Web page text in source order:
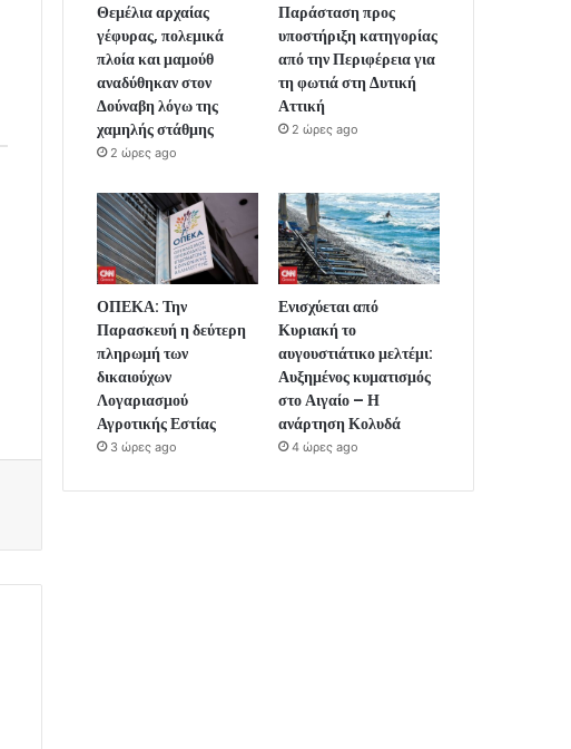
Θεμέλια αρχαίας
γέφυρας, πολεμικά
πλοία και μαμούθ
αναδύθηκαν στον
Δούναβη λόγω της
χαμηλής στάθμης
2 ώρες ago
Παράσταση προς
υποστήριξη κατηγορίας
από την Περιφέρεια για
τη φωτιά στη Δυτική
Αττική
2 ώρες ago
ΟΠΕΚΑ: Την
Παρασκευή η δεύτερη
πληρωμή των
δικαιούχων
Λογαριασμού
Αγροτικής Εστίας
3 ώρες ago
Ενισχύεται από
Κυριακή το
αυγουστιάτικο μελτέμι:
Αυξημένος κυματισμός
στο Αιγαίο – Η
ανάρτηση Κολυδά
4 ώρες ago